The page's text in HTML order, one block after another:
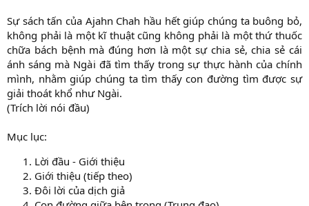
Sự sách tấn của Ajahn Chah hầu hết giúp chúng ta buông bỏ,
không phải là một kĩ thuật cũng không phải là một thứ thuốc
chữa bách bệnh mà đúng hơn là một sự chia sẻ, chia sẻ cái
ánh sáng mà Ngài đã tìm thấy trong sự thực hành của chính
mình, nhằm giúp chúng ta tìm thấy con đường tìm được sự
giải thoát khổ như Ngài.
(Trích lời nói đầu)
Mục lục:
Lời đầu - Giới thiệu
Giới thiệu (tiếp theo)
Đôi lời của dịch giả